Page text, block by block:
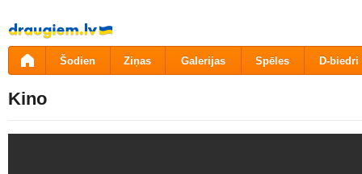
Pāriet
uz
saturu
Šodien Ziņas Galerijas Spēles D-biedri
Kino